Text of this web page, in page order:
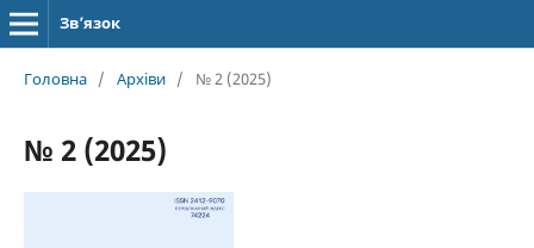
Зв’язок
Головна / Архіви / № 2 (2025)
№ 2 (2025)